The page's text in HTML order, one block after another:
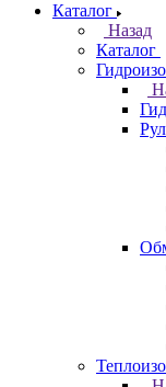
Каталог
Назад
Каталог